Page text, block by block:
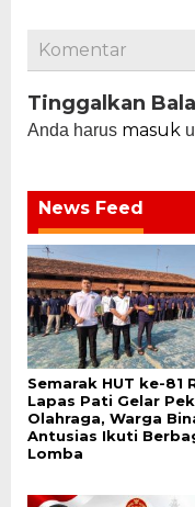
Komentar
Tinggalkan
Anda harus masuk
News Feed
Semarak HUT ke-81
Lapas Pati Gelar
Olahraga, Warga
Antusias Ikuti
Lomba